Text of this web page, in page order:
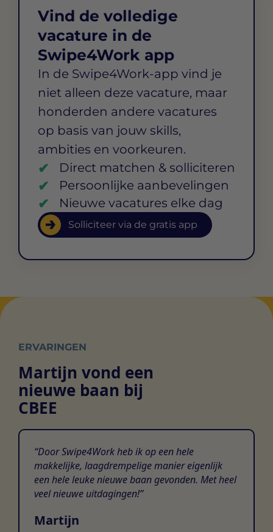
Vind de volledige
vacature in de
Swipe4Work app
In de Swipe4Work-app vind je
niet alleen deze vacature, maar
honderden andere vacatures
op basis van jouw skills,
ambities en voorkeuren.
Direct matchen & solliciteren
Persoonlijke aanbevelingen
Nieuwe vacatures elke dag
Solliciteer via de gratis app
ERVARINGEN
Martijn vond een
nieuwe baan bij
CBEE
Door Swipe4Work heb ik op een hele
makkelijke, laagdrempelige manier eigenlijk
een hele leuke nieuwe baan gevonden. Met heel
veel nieuwe uitdagingen!
Martijn